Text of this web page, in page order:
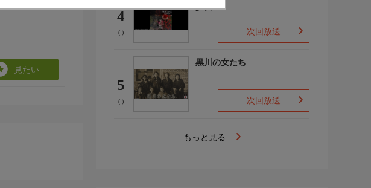
見たい
4
(-)
少女
次回放送
5
(-)
黒川の女たち
次回放送
もっと見る